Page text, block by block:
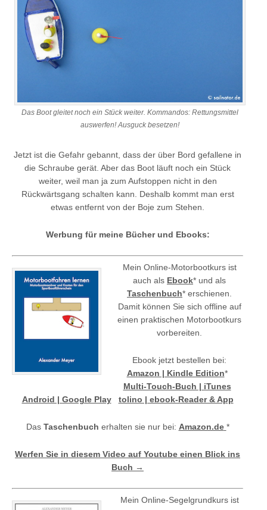
Das Boot gleitet noch ein Stück weiter. Kommandos: Rettungsmittel
auswerfen! Ausguck besetzen!
Jetzt ist die Gefahr gebannt, dass der über Bord gefallene in
die Schraube gerät. Aber das Boot läuft noch ein Stück
weiter, weil man ja zum Aufstoppen nicht in den
Rückwärtsgang schalten kann. Deshalb kommt man erst
etwas entfernt von der Boje zum Stehen.
Werbung für meine Bücher und Ebooks:
Mein Online-Motorbootkurs ist
auch als Ebook* und als
Taschenbuch* erschienen.
Damit können Sie sich offline auf
einen praktischen Motorbootkurs
vorbereiten.
Ebook jetzt bestellen bei:
Amazon | Kindle Edition*
Multi-Touch-Buch | iTunes
Android | Google Play
tolino | ebook-Reader & App
Das Taschenbuch erhalten sie nur bei: Amazon.de *
Werfen Sie in diesem Video auf Youtube einen Blick ins
Buch →
Mein Online-Segelgrundkurs ist